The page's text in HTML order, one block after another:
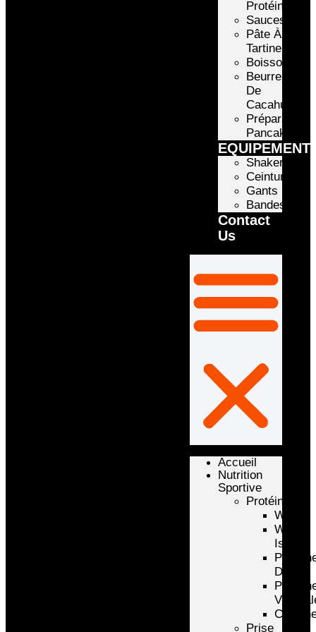
Protéinée
Sauces
Pâte À
Tartiner
Boissons
Beurre
De
Cacahuète
Préparation
Pancake
Shakers
Ceintures
Gants
Bandes
Contact
Us
Accueil
Nutrition
Sportive
Protéines
Whey
Whey
Isolate
D’oeuf
Prise